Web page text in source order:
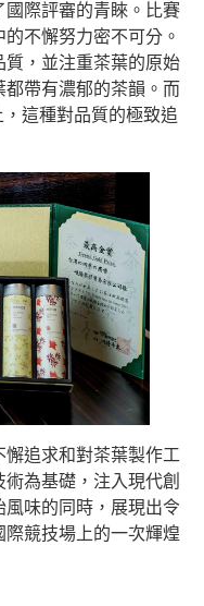
際評審的青睞。比賽
不懈努力密不可分。
，並注重茶葉的原始
帶有濃郁的茶韻。而
這種對品質的極致追
追求和對茶葉製作工
為基礎，注入現代創
味的同時，展現出令
競技場上的一次輝煌